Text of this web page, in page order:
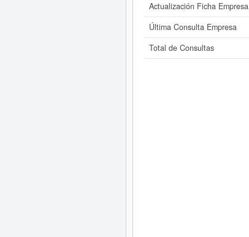
Actualización Ficha Empresa
Última Consulta Empresa
Total de Consultas